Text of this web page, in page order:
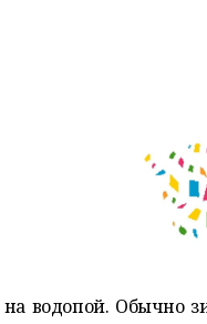
водопой. Обычно